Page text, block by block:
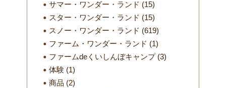
サマー・ワンダー・ランド (15)
スター・ワンダー・ランド (15)
スノー・ワンダー・ランド (619)
ファーム・ワンダー・ランド (1)
ファームdeくいしんぼキャンプ(3)
体験 (1)
商品 (2)